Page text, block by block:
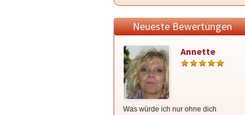
Neueste Bewertungen
Annette
Was würde ich nur ohne dich